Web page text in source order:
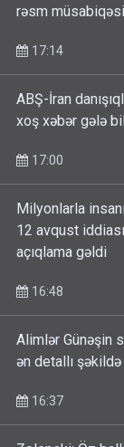
rəsm
17:14
ABŞ-İran
xoş xəbər gələ
17:00
Milyonlarla
12 avqust
açıqlama gəldi
16:48
Alimlər Günəşin
ən detallı
16:37